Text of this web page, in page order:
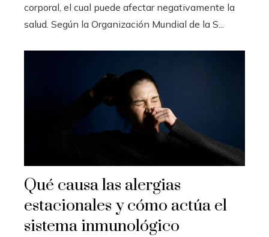
corporal, el cual puede afectar negativamente la
salud. Según la Organización Mundial de la S...
Qué causa las alergias
estacionales y cómo actúa el
sistema inmunológico